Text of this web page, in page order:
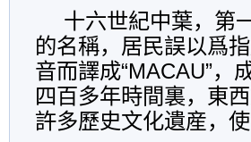
十六世紀中葉，第
的名稱，居民誤以爲
音而譯成“MACAU”，
四百多年時間裏，東
許多歷史文化遺産，